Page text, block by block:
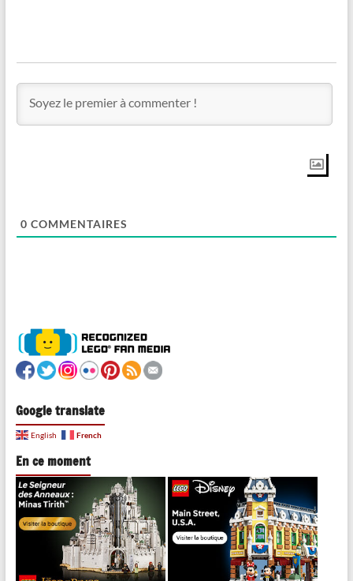
0 COMMENTAIRES
Google translate
English French
En ce moment